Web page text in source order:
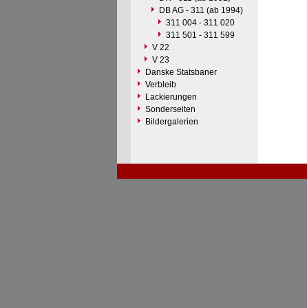
DB AG - 311 (ab 1994)
311 004 - 311 020
311 501 - 311 599
V 22
V 23
Danske Statsbaner
Verbleib
Lackierungen
Sonderseiten
Bildergalerien